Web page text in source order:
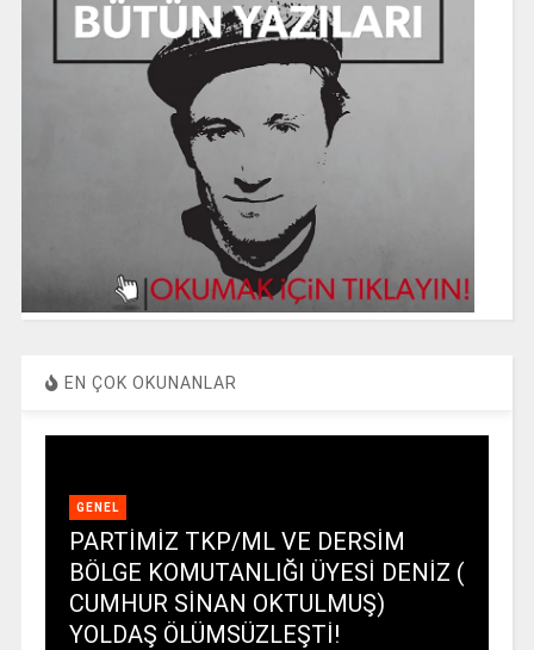
EN ÇOK OKUNANLAR
GENEL
PARTİMİZ TKP/ML VE DERSİM
BÖLGE KOMUTANLIĞI ÜYESİ DENİZ (
CUMHUR SİNAN OKTULMUŞ)
YOLDAŞ ÖLÜMSÜZLEŞTİ!